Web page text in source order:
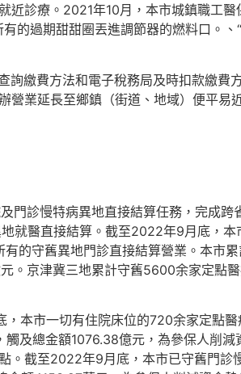
近診療。2021年10月，本市城鎮職工
的過期甜甜圈丟進調節器的燃料口。
詢繳費方法和電子稅務局及時扣款繳費
營業延長至鄉鎮（街道、地域）便平易
門診慢特病異地直接結算任務，完成跨
就醫直接結算。截至2022年9月底，
的守舊異地門診直接結算營業。本市
。京津冀三地累計守舊5600余家定點
本市一切有住院床位的720余家定點
觸及總金額1076.38億元，為參保人削
。截至2022年9月底，本市已守舊門診